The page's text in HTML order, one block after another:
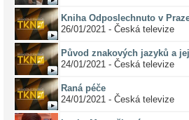
Kniha Odposlechnuto v
26/01/2021 - Česká televize
Původ znakových jazyků a
24/01/2021 - Česká televize
Raná péče
24/01/2021 - Česká televize